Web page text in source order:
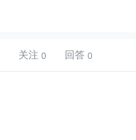
关注 回答